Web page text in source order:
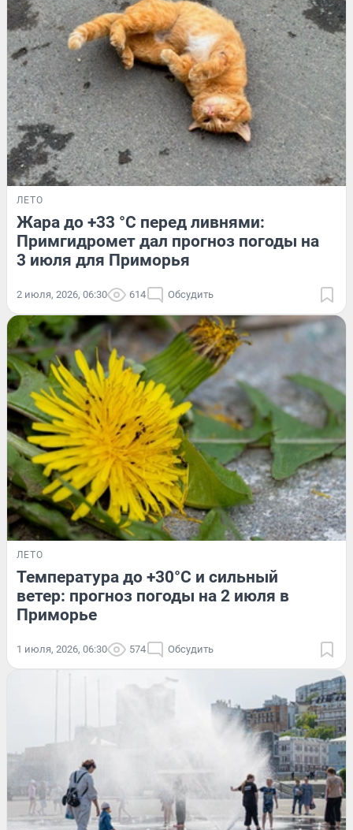
ЛЕТО
Жара до +33 °C перед ливнями:
Примгидромет дал прогноз погоды на
3 июля для Приморья
2 июля, 2026, 06:30 614 Обсудить
ЛЕТО
Температура до +30°C и сильный
ветер: прогноз погоды на 2 июля в
Приморье
1 июля, 2026, 06:30 574 Обсудить